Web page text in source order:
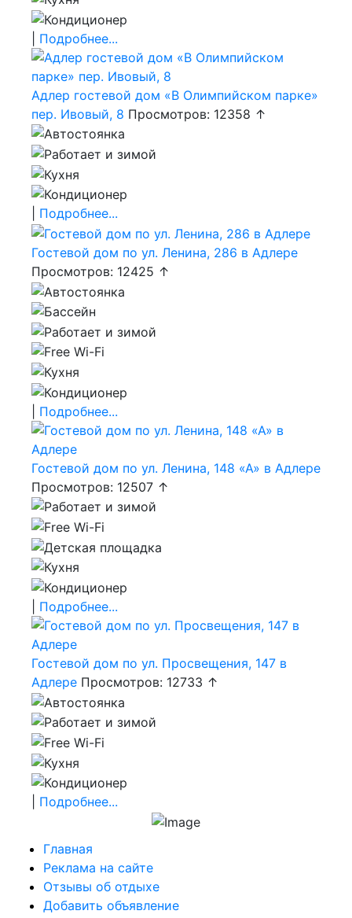
Подробнее...
Адлер гостевой дом «В Олимпийском парке»
пер. Ивовый, 8 Просмотров: 12358 ↑
Подробнее...
Гостевой дом по ул. Ленина, 286 в Адлере
Просмотров: 12425 ↑
Подробнее...
Гостевой дом по ул. Ленина, 148 «А» в Адлере
Просмотров: 12507 ↑
Подробнее...
Гостевой дом по ул. Просвещения, 147 в
Адлере Просмотров: 12733 ↑
Подробнее...
Главная
Реклама на сайте
Отзывы об отдыхе
Добавить объявление